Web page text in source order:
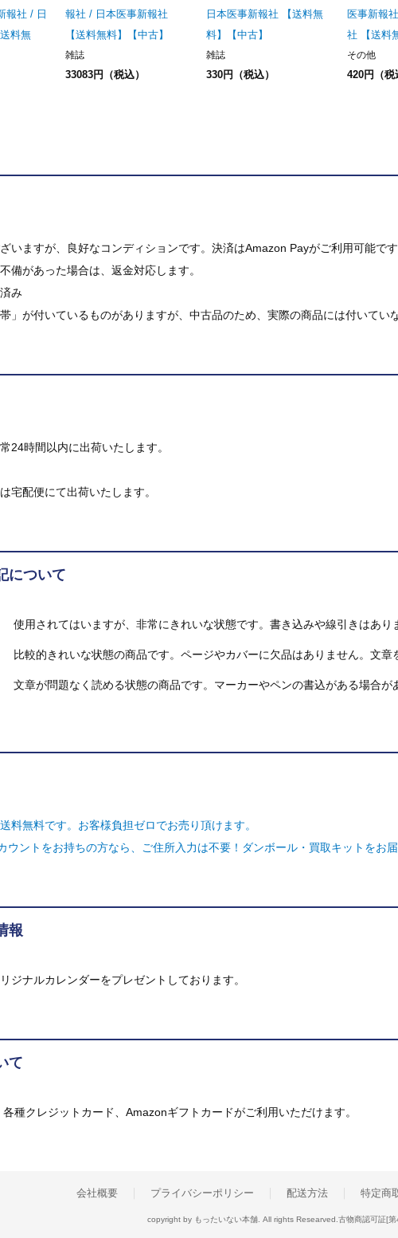
報社 / 日
料無
報社 / 日本医事新報社
【送料無料】【中古】
雑誌
33083円（税込）
日本医事新報社 【送料無
料】【中古】
雑誌
330円（税込）
医事新報
社 【送料
その他
420円（税
いますが、良好なコンディションです。決済はAmazon Payがご利用可能です
備があった場合は、返金対応します。
み
」が付いているものがありますが、中古品のため、実際の商品には付いてい
24時間以内に出荷いたします。
宅配便にて出荷いたします。
について
使用されてはいますが、非常にきれいな状態です。書き込みや線引きはあり
比較的きれいな状態の商品です。ページやカバーに欠品はありません。文章
文章が問題なく読める状態の商品です。マーカーやペンの書込がある場合が
料無料です。お客様負担ゼロでお売り頂けます。
ウントをお持ちの方なら、ご住所入力は不要！ダンボール・買取キットをお届
報
ジナルカレンダーをプレゼントしております。
て
種クレジットカード、Amazonギフトカードがご利用いただけます。
会社概要 プライバシーポリシー 配送方法 特定商
copyright by もったいない本舗. All rights Researved. 古物商認可証[